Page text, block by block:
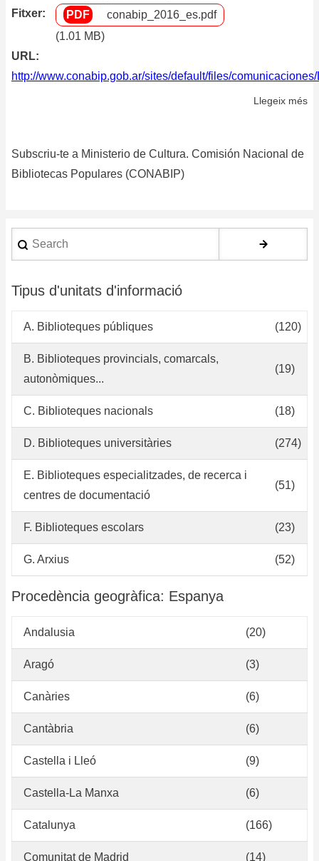
Fitxer
conabip_2016_es.pdf
(1.01 MB)
URL
http://www.conabip.gob.ar/sites/default/files/
Llegeix més
Subscriu-te a Ministerio de Cultura. Comisión Nacional de
Bibliotecas Populares (CONABIP)
Search
Tipus d'unitats d'informació
A. Biblioteques públiques (120)
B. Biblioteques provincials, comarcals,
autonòmiques...
(19)
C. Biblioteques nacionals (18)
D. Biblioteques universitàries (274)
E. Biblioteques especialitzades, de recerca i
centres de documentació
(51)
F. Biblioteques escolars (23)
G. Arxius (52)
Procedència geogràfica: Espanya
Andalusia (20)
Aragó (3)
Canàries (6)
Cantàbria (6)
Castella i Lleó (9)
Castella-La Manxa (6)
Catalunya (166)
Comunitat de Madrid (14)